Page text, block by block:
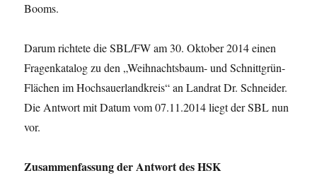
Booms.
Darum richtete die SBL/FW am 30. Oktober 2014 einen
Fragenkatalog zu den „Weihnachtsbaum- und Schnittgrün-
Flächen im Hochsauerlandkreis“ an Landrat Dr. Schneider.
Die Antwort mit Datum vom 07.11.2014 liegt der SBL nun
vor.
Zusammenfassung der Antwort des HSK